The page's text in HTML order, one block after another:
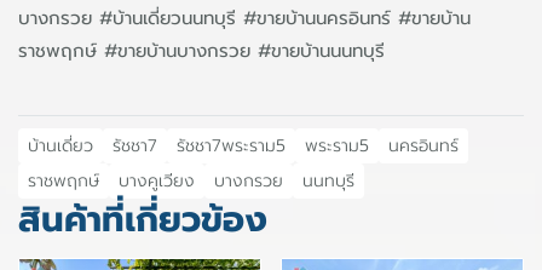
บางกรวย #บ้านเดี่ยวนนทบุรี #ขายบ้านนครอินทร์ #ขายบ้าน
ราชพฤกษ์ #ขายบ้านบางกรวย #ขายบ้านนนทบุรี
บ้านเดี่ยว รัชชา7 รัชชา7พระราม5 พระราม5
นครอินทร์
ราชพฤกษ์
บางคูเวียง บางกรวย นนทบุรี
สินค้าที่เกี่ยวข้อง